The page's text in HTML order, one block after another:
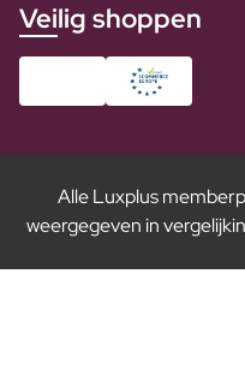
Veilig shoppen
Alle Luxplus
weergegeven in